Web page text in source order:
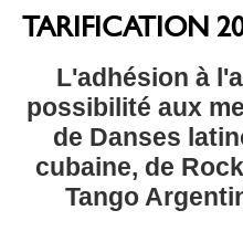
TARIFICATION
L'adhésion à
possibilité aux
de Danses
cubaine, de
Tango